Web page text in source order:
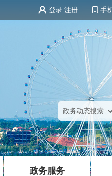
登录 注册 手
政务服务
|